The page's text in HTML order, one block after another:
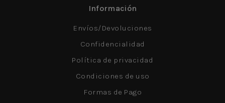
Información
Envíos/Devoluciones
Confidencialidad
Política de privacidad
Condiciones de uso
Formas de Pago